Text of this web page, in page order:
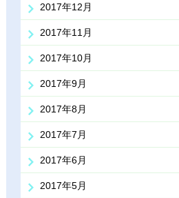
2017年12月
2017年11月
2017年10月
2017年9月
2017年8月
2017年7月
2017年6月
2017年5月